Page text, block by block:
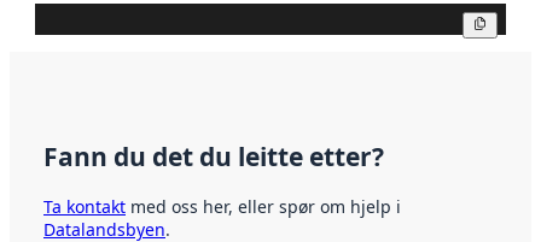
Fann du det du leitte etter?
Ta kontakt med oss her, eller spør om hjelp i
Datalandsbyen.